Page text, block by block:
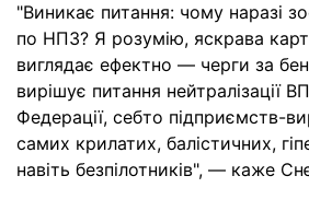
"Виникає питання: чому наразі
по НПЗ? Я розумію, яскрава
виглядає ефектно — черги за
вирішує питання нейтралізації
Федерації, себто підприємств-
самих крилатих, балістичних,
навіть безпілотників", — каже